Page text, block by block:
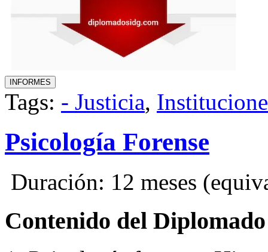
Tags: - Justicia,
Psicología Forense
Duración: 12 meses
Contenido del